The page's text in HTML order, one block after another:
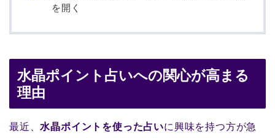
を開く
水晶ポイント占いへの関心が高まる
理由
最近、 水晶ポイントを使った占いに興味を持つ方が急